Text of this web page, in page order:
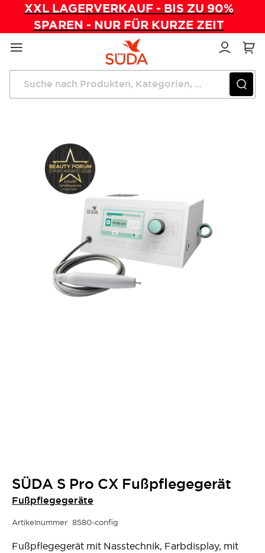
XXL LAGERVERKAUF - BIS ZU 90%
SPAREN - NUR FÜR KURZE ZEIT
Direkt
zum
Inhalt
Startseite Fußpflegegeräte SÜDA S Pro CX Fußpflegegerät
SÜDA S Pro CX Fußpflegegerät
Fußpflegegeräte
Artikelnummer 8580-config
Fußpflegegerät mit Nasstechnik, Farbdisplay, mit